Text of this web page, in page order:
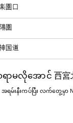
園口
園
国道
မလိုအောင် 西宮
ရမ်းနီးကပ်ပြီး လက်တွေ့မှာ